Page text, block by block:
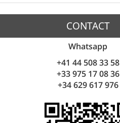
CONTACT
Whatsapp
+41 44 508 33 58
+33 975 17 08 36
+34 629 617 976